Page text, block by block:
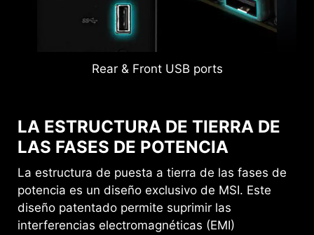
Rear & Front USB ports
LA ESTRUCTURA DE TIERRA DE
LAS FASES DE POTENCIA
La estructura de puesta a tierra de las fases de
potencia es un diseño exclusivo de MSI. Este
diseño patentado permite suprimir las
interferencias electromagnéticas (EMI)